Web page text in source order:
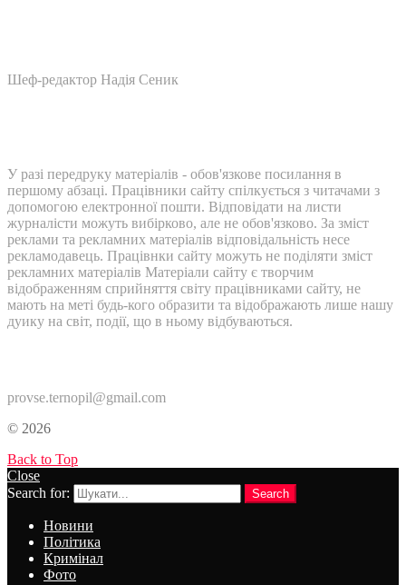
Шеф-редактор Надія Сеник
У разі передруку матеріалів - обов'язкове посилання в
першому абзаці. Працівники сайту спілкується з читачами з
допомогою електронної пошти. Відповідати на листи
журналісти можуть вибірково, але не обов'язково. За зміст
реклами та рекламних матеріалів відповідальність несе
рекламодавець. Працівнки сайту можуть не поділяти зміст
рекламних матеріалів Матеріали сайту є творчим
відображенням сприйняття світу працівниками сайту, не
мають на меті будь-кого образити та відображають лише нашу
дуику на світ, події, що в ньому відбуваються.
provse.ternopil@gmail.com
© 2026
Back to Top
Close
Search for:
Search
Новини
Політика
Кримінал
Фото